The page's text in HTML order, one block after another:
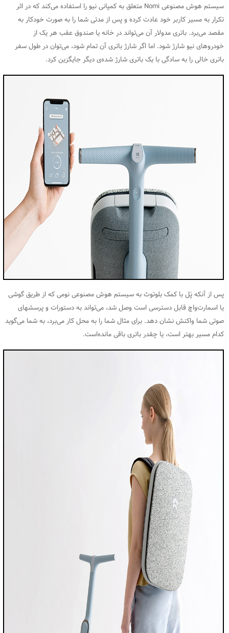
سیستم هوش مصنوعی Nomi متعلق به کمپانی نیو را استفاده می‌کند که در اثر
تکرار به مسیر کاربر خود عادت کرده و پس از مدتی شما را به صورت خودکار به
مقصد می‌برد. باتری مدولار آن می‌تواند در خانه یا صندوق عقب هر یک از
خودروهای نیو شارژ شود. اما اگر شارژ باتری آن تمام شود، می‌توان در طول سفر
باتری خالی را به سادگی با یک باتری شارژ شده‌ی دیگر جایگزین کرد.
پس از آنکه پَل با کمک بلوتوث به سیستم هوش مصنوعی نومی که از طریق گوشی
یا اسمارت‌واچ قابل دسترسی است وصل شد، می‌تواند به دستورات و پرسشهای
صوتی شما واکنش نشان دهد. برای مثال شما را به محل کار می‌برد، به شما می‌گوید
کدام مسیر بهتر است، یا چقدر باتری باقی مانده‌است.